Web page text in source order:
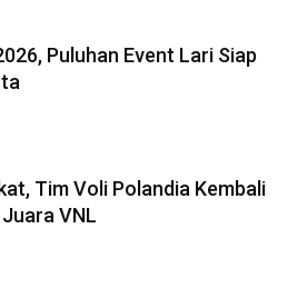
Puluhan Event Lari Siap
Tim Voli Polandia Kembali
VNL